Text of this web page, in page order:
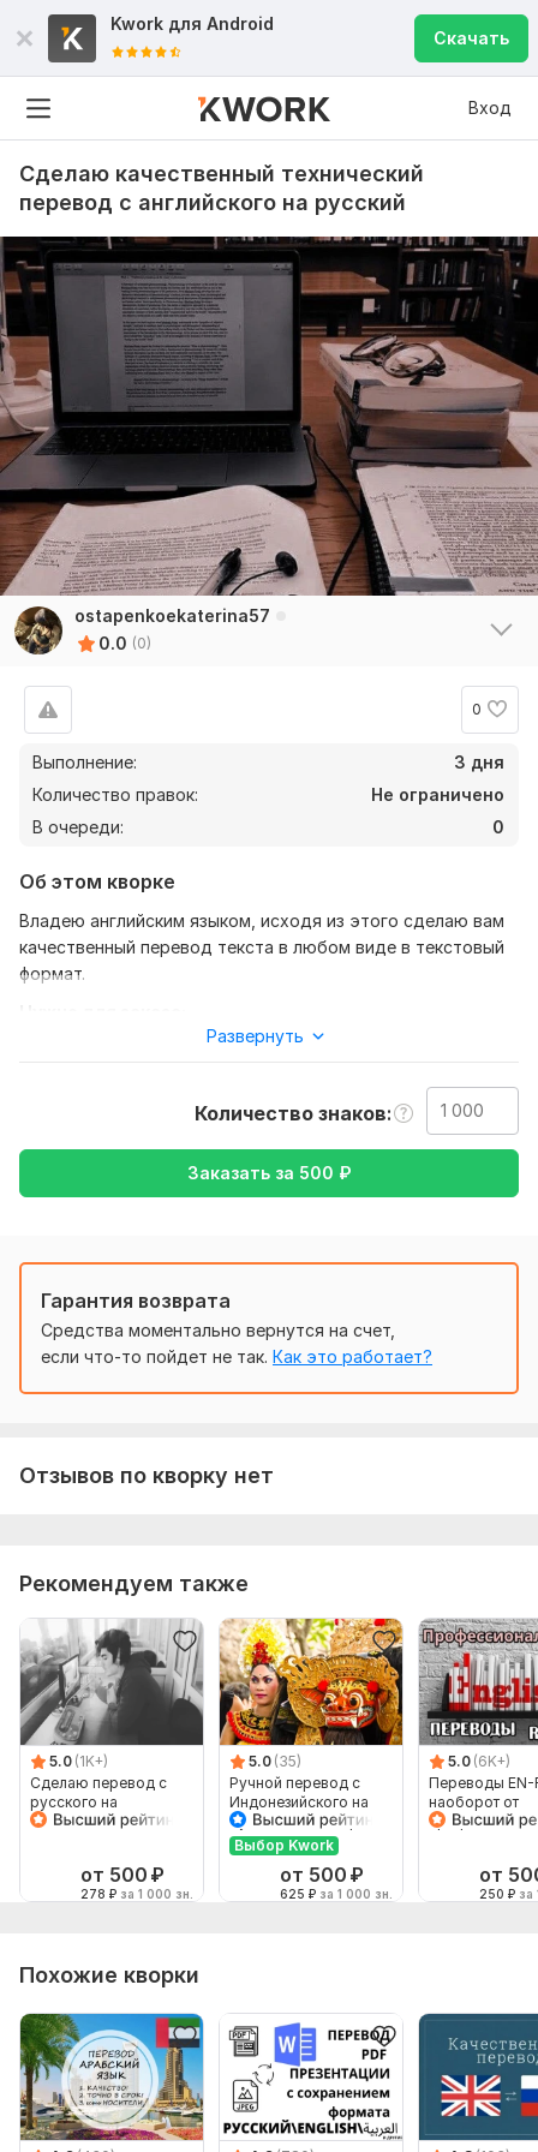
Kwork для Android
Скачать
Вход
Сделаю качественный технический
перевод с английского на русский
ostapenkoekaterina57
0.0 (0)
0
Выполнение:
3 дня
Количество правок:
Не ограничено
В очереди:
0
Об этом кворке
Владею английским языком, исходя из этого сделаю вам
качественный перевод текста в любом виде в текстовый
формат.
Ожидаю от вас текст, желательно в формате документа,
Развернуть
Количество знаков
Заказать за 500 ₽
Гарантия возврата
Средства моментально вернутся на счет,
если что-то пойдет не так. Как это работает?
Отзывов по кворку нет
Рекомендуем также
5.0 (1K+)
Сделаю перевод с
русского на
английский и
от 500 ₽
278 ₽ за 1 000 зн.
5.0 (35)
Ручной перевод с
Индонезийского на
Русский и наоборот
Выбор Kwork
от 500 ₽
625 ₽ за 1 000 зн.
5.0 (6K+)
Переводы EN-
наоборот от
от
250 ₽ за
Похожие кворки